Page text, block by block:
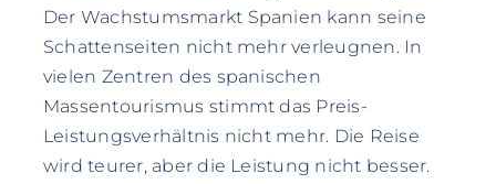
Der Wachstumsmarkt Spanien kann seine
Schattenseiten nicht mehr verleugnen. In
vielen Zentren des spanischen
Massentourismus stimmt das Preis-
Leistungsverhältnis nicht mehr. Die Reise
wird teurer, aber die Leistung nicht besser.